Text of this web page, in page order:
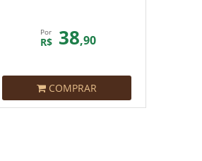
Por
R$ 38,90
COMPRAR